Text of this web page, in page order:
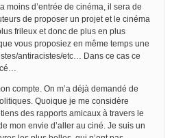
moins d’entrée de cinéma, il sera de
de proposer un projet et le cinéma
frileux et donc de plus en plus
vous proposiez en même temps une
antiracistes/etc… Dans ce cas ce
compte. On m’a déjà demandé de
Quoique je me considère
des rapports amicaux à travers le
mon envie d’aller au ciné. Je suis un